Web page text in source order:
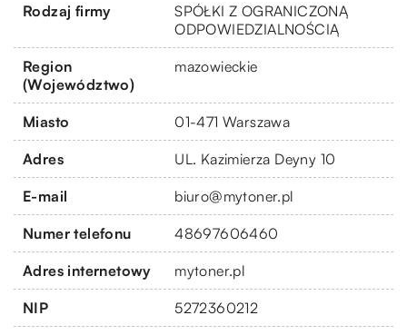
Rodzaj firmy
SPÓŁKI Z OGRANICZONĄ
ODPOWIEDZIALNOŚCIĄ
Region
(Województwo)
mazowieckie
Miasto 01-471 Warszawa
Adres UL. Kazimierza Deyny 10
E-mail biuro@mytoner.pl
Numer telefonu 48697606460
Adres internetowy mytoner.pl
NIP 5272360212